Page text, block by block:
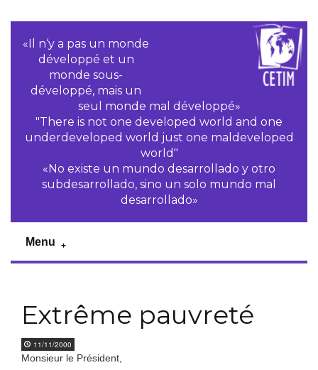
«Il n‘y a pas un monde
développé et un
monde sous-
développé, mais un
seul monde mal développé»
"There is not one developed world and one
underdeveloped world just one maldeveloped
world"
«No existe un mundo desarrollado y otro
subdesarrollado, sino un solo mundo mal
desarrollado»
Menu
Extrême pauvreté
11/11/2000
Monsieur le Président,